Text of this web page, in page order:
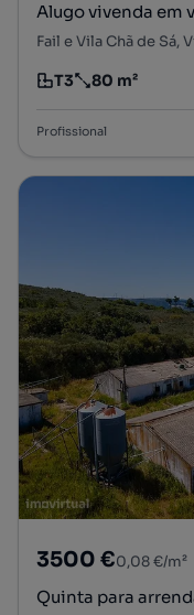
Alugo vivenda em
Fail e Vila Chã de Sá,
Tipologia
T3
Preço por metro
80 m²
Profissional
3500 €0,08 €/m²
Quinta para